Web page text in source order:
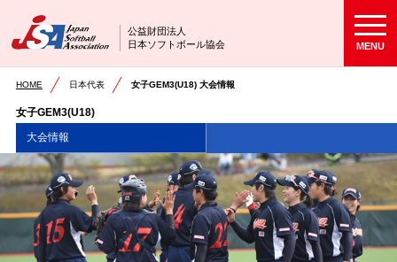
公益財団法人
日本ソフトボール協会
MENU
HOME 日本代表 女子GEM3(U18) 大会情報
女子GEM3(U18)
大会情報